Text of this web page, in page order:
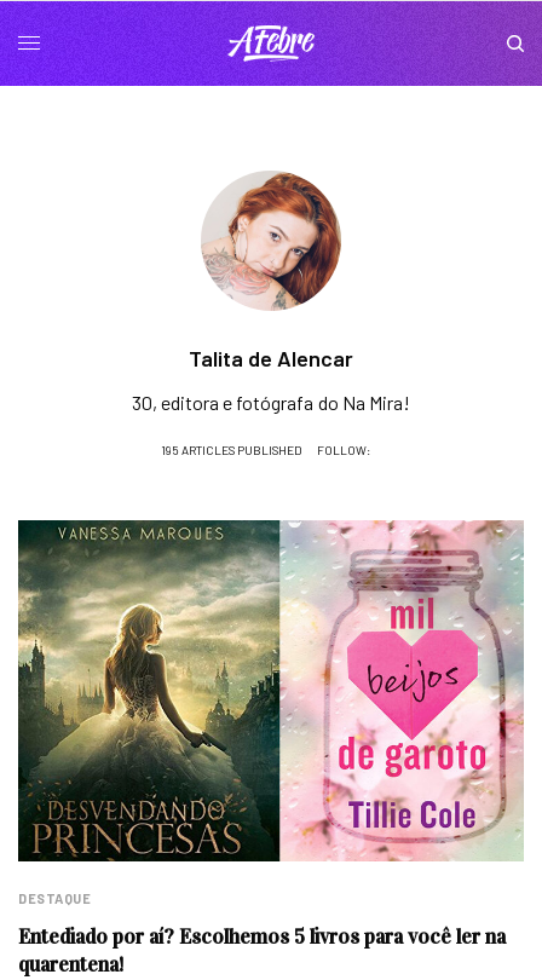
Talita de Alencar
30, editora e fotógrafa do Na Mira!
195 ARTICLES PUBLISHED FOLLOW:
DESTAQUE
Entediado por aí? Escolhemos 5 livros para você ler na
quarentena!